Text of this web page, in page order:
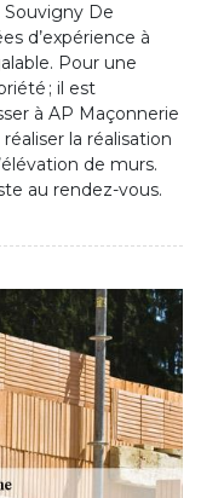
De
d’expérience à
Pour une
; il est
à AP Maçonnerie
la réalisation
de murs.
au rendez-vous.